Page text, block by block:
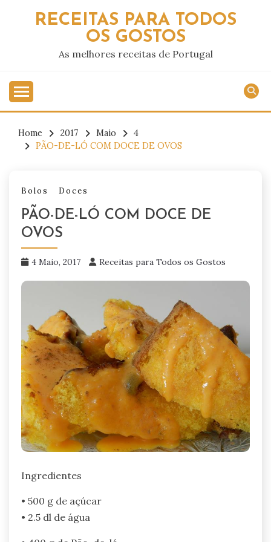
RECEITAS PARA TODOS
OS GOSTOS
As melhores receitas de Portugal
Home 2017 Maio
4
PÃO-DE-LÓ COM DOCE DE OVOS
Bolos Doces
PÃO-DE-LÓ COM DOCE DE
OVOS
4 Maio, 2017 Receitas para Todos os Gostos
Ingredientes
• 500 g de açúcar
• 2.5 dl de água